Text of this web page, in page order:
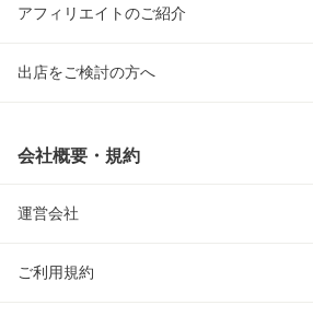
アフィリエイトのご紹介
出店をご検討の方へ
会社概要・規約
運営会社
ご利用規約